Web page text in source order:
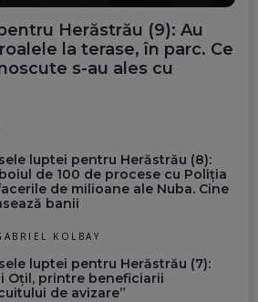
Herăstrău (9): Au
la terase, în parc. Ce
s-au ales cu
luptei pentru Herăstrău (8):
de 100 de procese cu Poliția
de milioane ale Nuba. Cine
banii
KOLBAY
luptei pentru Herăstrău (7):
Oțil, printre beneficiarii
de avizare”